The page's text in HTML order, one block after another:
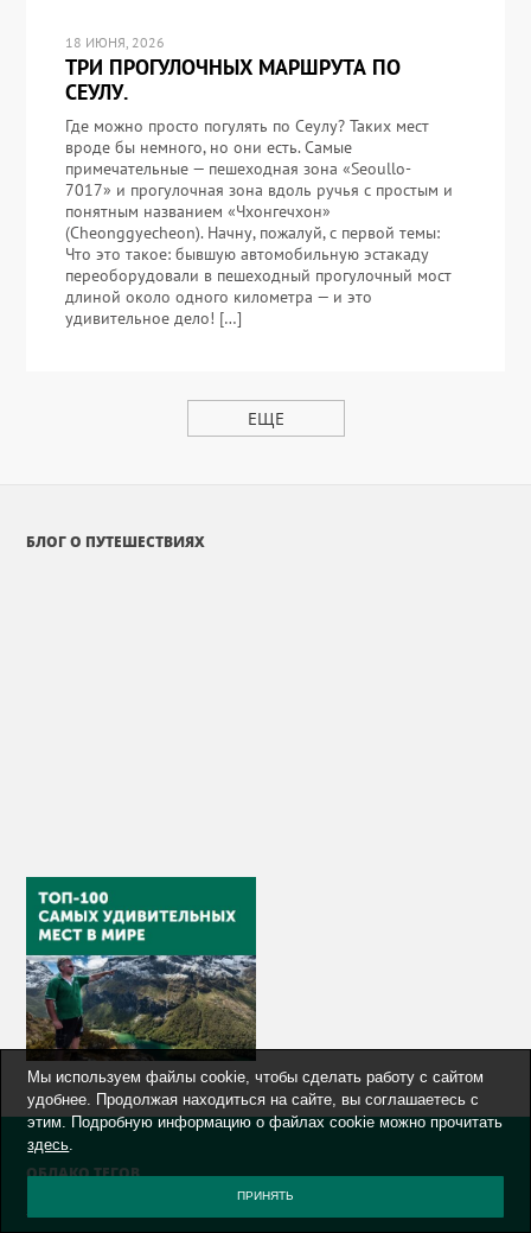
18 ИЮНЯ, 2026
ТРИ ПРОГУЛОЧНЫХ МАРШРУТА ПО
СЕУЛУ.
Где можно просто погулять по Сеулу? Таких мест
вроде бы немного, но они есть. Самые
примечательные — пешеходная зона «Seoullo-
7017» и прогулочная зона вдоль ручья с простым и
понятным названием «Чхонгечхон»
(Cheonggyecheon). Начну, пожалуй, с первой темы:
Что это такое: бывшую автомобильную эстакаду
переоборудовали в пешеходный прогулочный мост
длиной около одного километра — и это
удивительное дело! […]
ЕЩЕ
БЛОГ О ПУТЕШЕСТВИЯХ
ОБЛАКО ТЕГОВ
Мы используем файлы cookie, чтобы сделать работу с сайтом
удобнее. Продолжая находиться на сайте, вы соглашаетесь с
этим. Подробную информацию о файлах cookie можно прочитать
здесь.
ПРИНЯТЬ